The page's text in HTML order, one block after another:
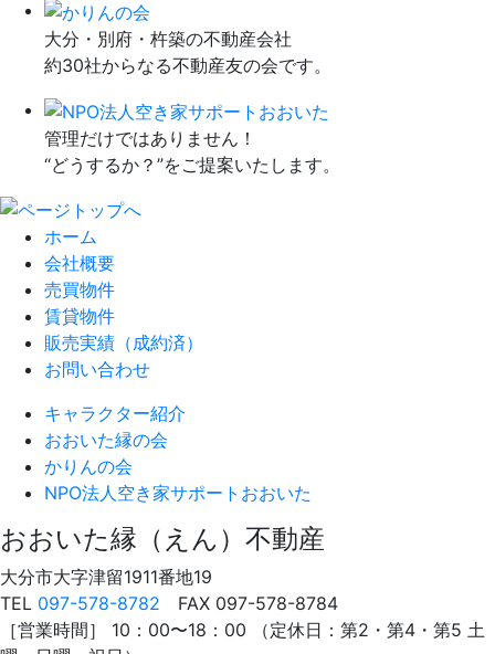
大分・別府・杵築の不動産会社
約30社からなる不動産友の会です。
管理だけではありません！
“どうするか？”をご提案いたします。
ホーム
会社概要
売買物件
賃貸物件
販売実績（成約済）
お問い合わせ
キャラクター紹介
おおいた縁の会
かりんの会
NPO法人空き家サポートおおいた
おおいた縁（えん）不動産
大分市大字津留1911番地19
TEL 097-578-8782 FAX 097-578-8784
［営業時間］ 10：00〜18：00 （定休日：第2・第4・第5 土